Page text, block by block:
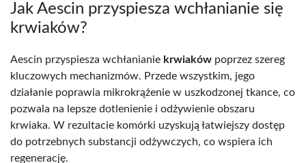
Jak Aescin przyspiesza wchłanianie się
krwiaków?
Aescin przyspiesza wchłanianie krwiaków poprzez szereg
kluczowych mechanizmów. Przede wszystkim, jego
działanie poprawia mikrokrążenie w uszkodzonej tkance, co
pozwala na lepsze dotlenienie i odżywienie obszaru
krwiaka. W rezultacie komórki uzyskują łatwiejszy dostęp
do potrzebnych substancji odżywczych, co wspiera ich
regenerację.